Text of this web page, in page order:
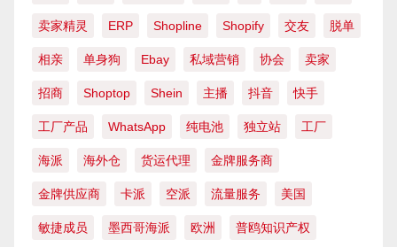
卖家精灵 ERP Shopline Shopify 交友 脱单
相亲 单身狗 Ebay 私域营销 协会 卖家
招商 Shoptop Shein 主播 抖音 快手
工厂产品 WhatsApp 纯电池 独立站 工厂
海派 海外仓 货运代理 金牌服务商
金牌供应商 卡派 空派 流量服务 美国
敏捷成员 墨西哥海派 欧洲 普鸥知识产权